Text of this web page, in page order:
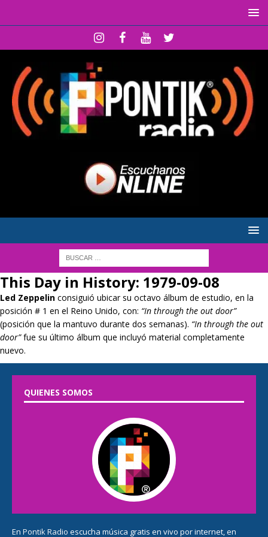
This Day in History: 1979-09-08
Led Zeppelin consiguió ubicar su octavo álbum de estudio, en la
posición # 1 en el Reino Unido, con: “In through the out door”
(posición que la mantuvo durante dos semanas). “In through the out
door”fue su último álbum que incluyó material completamente
nuevo.
QUIENES SOMOS
En Pontik Radio escucha música gratis en vivo por internet, en